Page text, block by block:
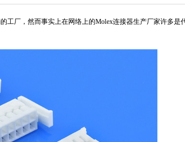
工厂，然而事实上在网络上的Molex连接器生产厂家许多是